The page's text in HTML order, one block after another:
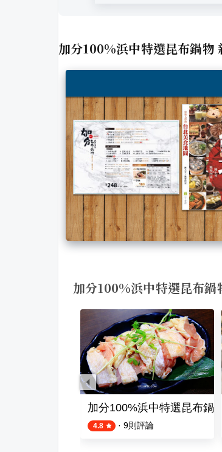
加分100%浜中特選昆布鍋物
加分100%浜中特選昆布鍋
加分100%浜中特選昆布鍋
4.8 · 9則評論